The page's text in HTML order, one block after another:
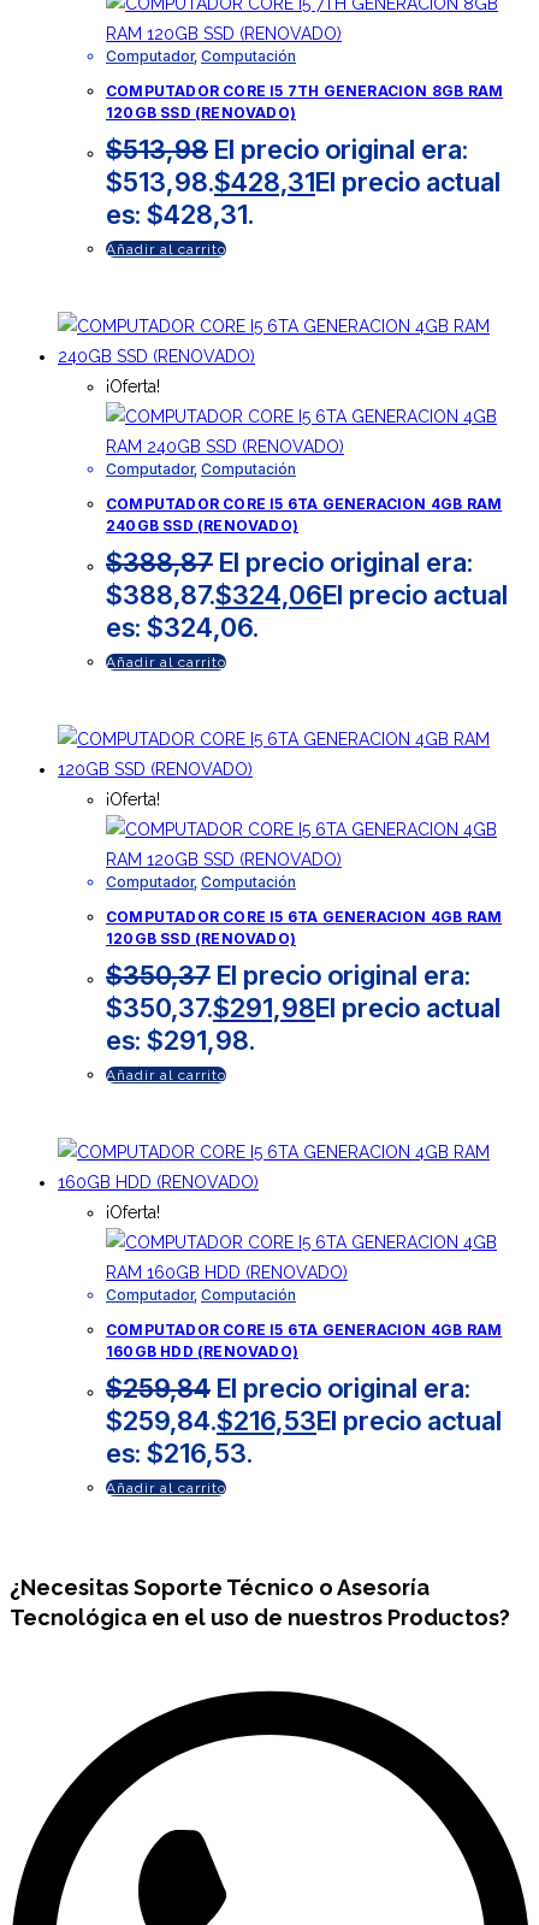
Computador, Computación
COMPUTADOR CORE I5 7TH GENERACION 8GB RAM
120GB SSD (RENOVADO)
$513,98 El precio original era:
$513,98.$428,31El precio actual
es: $428,31.
Añadir al carrito
¡Oferta!
Computador, Computación
COMPUTADOR CORE I5 6TA GENERACION 4GB RAM
240GB SSD (RENOVADO)
$388,87 El precio original era:
$388,87.$324,06El precio actual
es: $324,06.
Añadir al carrito
¡Oferta!
Computador, Computación
COMPUTADOR CORE I5 6TA GENERACION 4GB RAM
120GB SSD (RENOVADO)
$350,37 El precio original era:
$350,37.$291,98El precio actual
es: $291,98.
Añadir al carrito
¡Oferta!
Computador, Computación
COMPUTADOR CORE I5 6TA GENERACION 4GB RAM
160GB HDD (RENOVADO)
$259,84 El precio original era:
$259,84.$216,53El precio actual
es: $216,53.
Añadir al carrito
¿NecesitasSoporte Técnico o Asesoría
Tecnológica en el uso de nuestros Productos?